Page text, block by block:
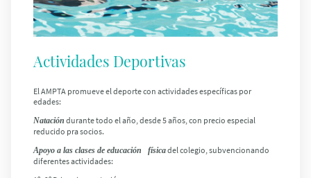
Actividades Deportivas
El AMPTA promueve el deporte con actividades específicas por
edades:
Natación durante todo el año, desde 5 años, con precio especial
reducido pra socios.
Apoyo a las clases de educación físicadel colegio, subvencionando
diferentes actividades: